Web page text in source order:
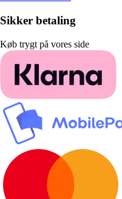
Sikker betaling
Køb trygt på vores side